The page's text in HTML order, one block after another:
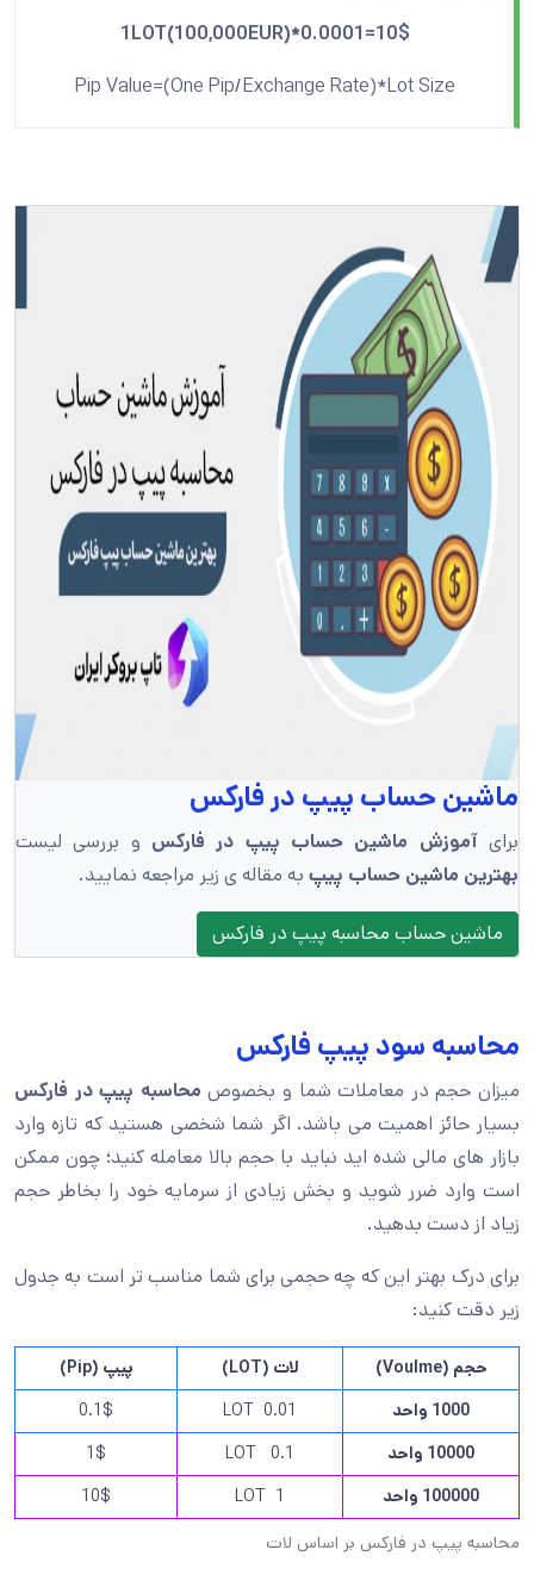
1LOT(100,000EUR)*0.0001=10$
Pip Value=(One Pip/Exchange Rate)*Lot Size
ماشین حساب پیپ در فارکس
برایآموزش ماشین حساب پیپ در فارکس و بررسی لیست
بهترین ماشین حساب پیپ به مقاله ی زیر مراجعه نمایید.
ماشین حساب محاسبه پیپ در فارکس
محاسبه سود پیپ فارکس
میزان حجم در معاملات شما و بخصوص محاسبه پیپ در فارکس
بسیار حائز اهمیت می باشد. اگر شما شخصی هستید که تازه وارد
بازار های مالی شده اید نباید با حجم بالا معامله کنید؛ چون ممکن
است وارد ضرر شوید و بخش زیادی از سرمایه خود را بخاطر حجم
زیاد از دست بدهید.
برای درک بهتر این که چه حجمی برای شما مناسب تر است به جدول
زیر دقت کنید:
محاسبه پیپ در فارکس بر اساس لات
حجم (Voulme) لات (LOT) پیپ (Pip)
1000 واحد
LOT 0.01
0.1$
10000 واحد
LOT 0.1
1$
100000 واحد
LOT 1
10$